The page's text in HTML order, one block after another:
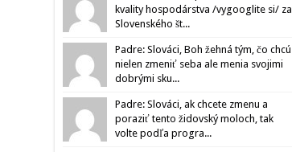
kvality hospodárstva /vygooglite si/ za
Slovenského št...
Padre: Slováci, Boh žehná tým, čo chcú
nielen zmeniť seba ale menia svojimi
dobrými sku...
Padre: Slováci, ak chcete zmenu a
poraziť tento židovský moloch, tak
volte podľa progra...